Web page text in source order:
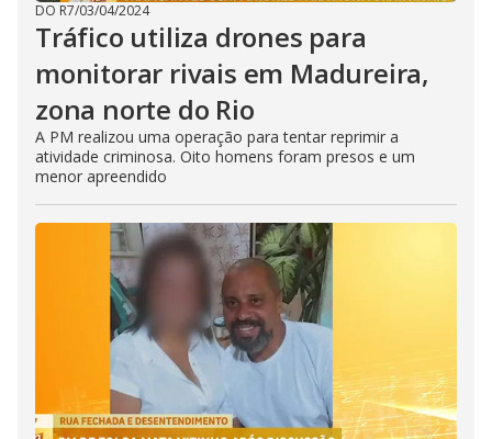
DO R7/03/04/2024
Tráfico utiliza drones para
monitorar rivais em Madureira,
zona norte do Rio
A PM realizou uma operação para tentar reprimir a
atividade criminosa. Oito homens foram presos e um
menor apreendido